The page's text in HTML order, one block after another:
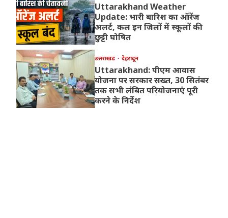
Uttarakhand Weather
Update: भारी बारिश का ऑरेंज
अलर्ट, कल इन जिलों में स्कूलों की
छुट्टी घोषित
उत्तराखंड देहरादून
Uttarakhand: पीएम आवास
योजना पर सरकार सख्त, 30 सितंबर
तक सभी लंबित परियोजनाएं पूरी
करने के निर्देश